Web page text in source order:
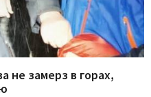
не замерз в горах,